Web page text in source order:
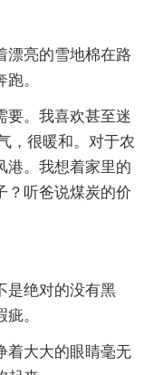
漂亮的雪地棉在路
。
要。我喜欢甚至迷
，很暖和。对于农
港。我想着家里的
？听爸说煤炭的价
是绝对的没有黑
。
着大大的眼睛毫无